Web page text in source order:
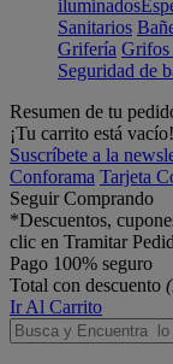
iluminados
Sanitarios
Grifería Grifos
Seguridad de
Resumen de tu
¡Tu carrito está vacío!
Suscríbete a la
Conforama Tarjeta
Seguir Comprando
*Descuentos,
clic en Tramitar
Pago 100% seguro
Total con descuento
Ir Al Carrito